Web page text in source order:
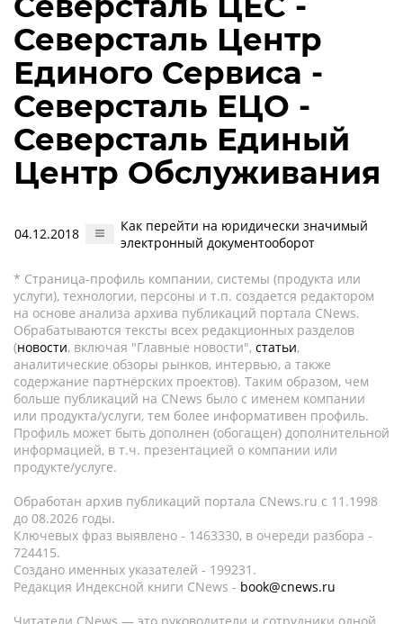
Северсталь Центр
Единого Сервиса -
Северсталь ЕЦО -
Северсталь Единый
Центр Обслуживания
04.12.2018
Как перейти на юридически значимый
электронный документооборот
* Страница-профиль компании, системы (продукта или
услуги), технологии, персоны и т.п. создается редактором
на основе анализа архива публикаций портала CNews.
Обрабатываются тексты всех редакционных разделов
(новости, включая "Главные новости", статьи,
аналитические обзоры рынков, интервью, а также
содержание партнёрских проектов). Таким образом, чем
больше публикаций на CNews было с именем компании
или продукта/услуги, тем более информативен профиль.
Профиль может быть дополнен (обогащен) дополнительной
информацией, в т.ч. презентацией о компании или
продукте/услуге.
Обработан архив публикаций портала CNews.ru c 11.1998
до 08.2026 годы.
Ключевых фраз выявлено - 1463330, в очереди разбора -
724415.
Создано именных указателей - 199231.
Редакция Индексной книги CNews - book@cnews.ru